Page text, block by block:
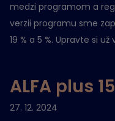
medzi programom a
verzii programu sme
19 % a 5 %. Upravte si
ALFA plus
27. 12. 2024